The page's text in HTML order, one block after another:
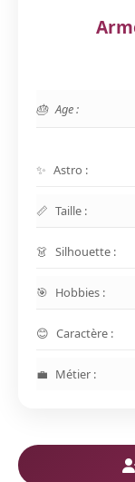
Age :
Astro :
Taille :
Silhouette :
Hobbies :
Caractère :
Métier :